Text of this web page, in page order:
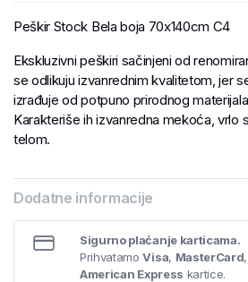
Peškir Stock Bela boja 70x140cm C4
Ekskluzivni peškiri sačinjeni od
se odlikuju izvanrednim kvalitetom, jer
izrađuje od potpuno prirodnog
Karakteriše ih izvanredna mekoća, vrlo
telom.
Dodatne informacije
Sigurno plaćanje karticama.
PrihvatamoVisa, MasterCard,
American Express kartice.